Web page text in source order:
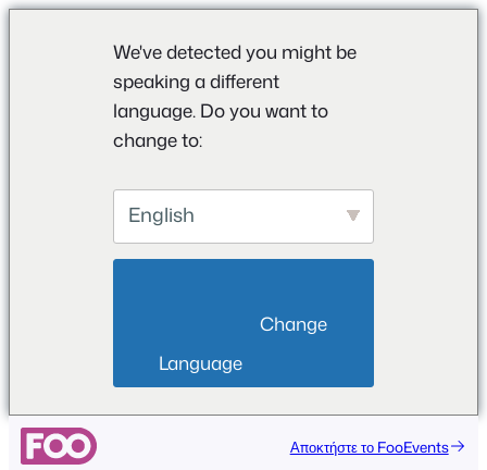
We've detected you might be
speaking a different
language. Do you want to
change to:
English
Language
Αποκτήστε το FooEvents